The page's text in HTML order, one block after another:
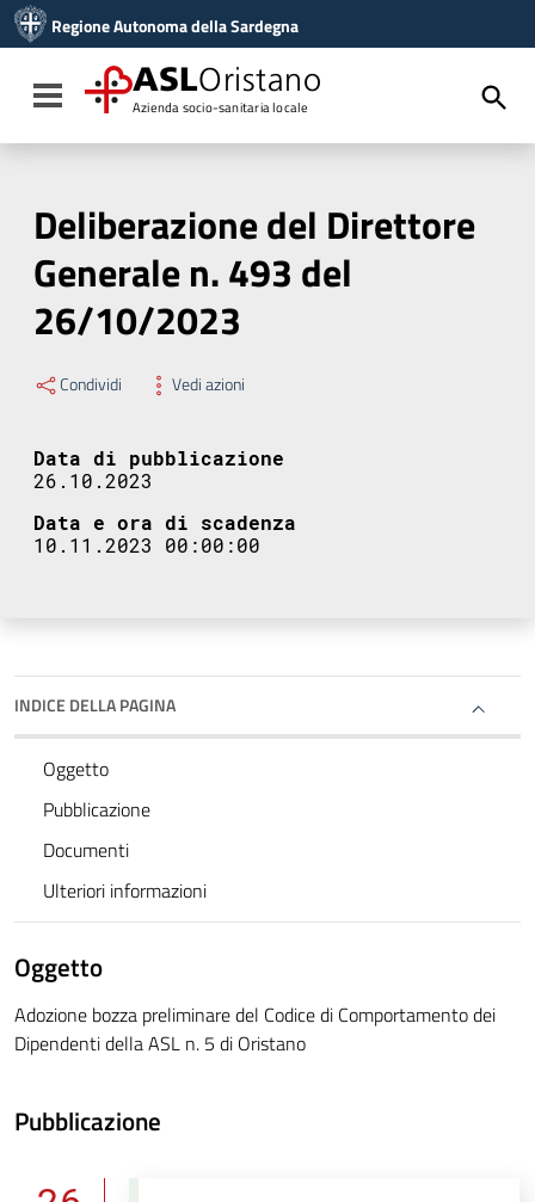
Vai al menu di navigazione
Vai al footer
Regione Autonoma della Sardegna
Toggle navigation
ASLOristano
Azienda socio-sanitaria locale
Deliberazione del Direttore
Generale n. 493 del
26/10/2023
Condividi Vedi azioni
Data di pubblicazione
26.10.2023
Data e ora di scadenza
10.11.2023 00:00:00
INDICE DELLA PAGINA
Oggetto
Pubblicazione
Documenti
Ulteriori informazioni
Oggetto
Adozione bozza preliminare del Codice di Comportamento dei
Dipendenti della ASL n. 5 di Oristano
Pubblicazione